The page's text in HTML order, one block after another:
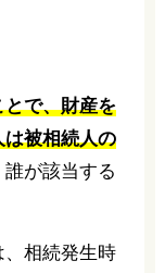
で、財産を
は被相続人の
が該当する
相続発生時